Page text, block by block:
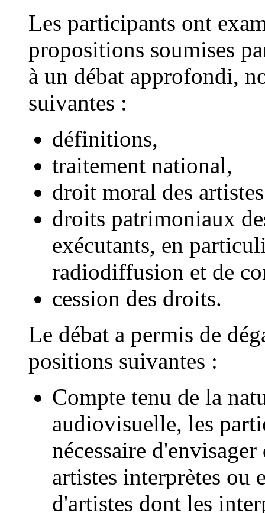
Les participants ont
propositions soumises
à un débat approfondi,
suivantes :
définitions,
traitement national,
droit moral des
droits patrimoniaux
exécutants, en
radiodiffusion et de
cession des droits.
Le débat a permis de
positions suivantes :
Compte tenu de la
audiovisuelle, les
nécessaire
artistes interprètes ou
d'artistes dont les